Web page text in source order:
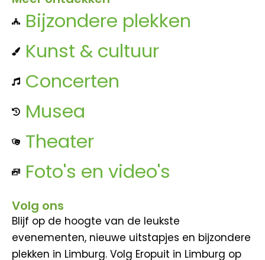
Bijzondere plekken
Kunst & cultuur
Concerten
Musea
Theater
Foto's en video's
Volg ons
Blijf op de hoogte van de leukste
evenementen, nieuwe uitstapjes en bijzondere
plekken in Limburg. Volg Eropuit in Limburg op